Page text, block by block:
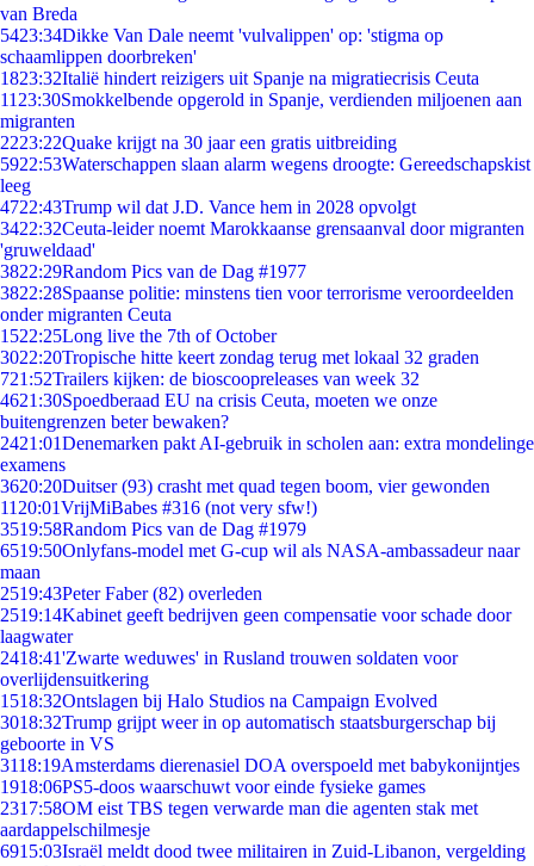
van Breda
5423:34Dikke Van Dale neemt 'vulvalippen' op: 'stigma op
schaamlippen doorbreken'
1823:32Italië hindert reizigers uit Spanje na migratiecrisis Ceuta
11 23:30Smokkelbende opgerold in Spanje, verdienden miljoenen aan
migranten
2223:22Quake krijgt na 30 jaar een gratis uitbreiding
5922:53Waterschappen slaan alarm wegens droogte: Gereedschapskist
leeg
4722:43Trump wil dat J.D. Vance hem in 2028 opvolgt
3422:32Ceuta-leider noemt Marokkaanse grensaanval door migranten
'gruweldaad'
3822:29Random Pics van de Dag #1977
3822:28Spaanse politie: minstens tien voor terrorisme veroordeelden
onder migranten Ceuta
1522:25Long live the 7th of October
3022:20Tropische hitte keert zondag terug met lokaal 32 graden
721:52Trailers kijken: de bioscoopreleases van week 32
4621:30Spoedberaad EU na crisis Ceuta, moeten we onze
buitengrenzen beter bewaken?
2421:01Denemarken pakt AI-gebruik in scholen aan: extra mondelinge
examens
3620:20Duitser (93) crasht met quad tegen boom, vier gewonden
11 20:01VrijMiBabes #316 (not very sfw!)
3519:58Random Pics van de Dag #1979
6519:50Onlyfans-model met G-cup wil als NASA-ambassadeur naar
maan
2519:43Peter Faber (82) overleden
2519:14Kabinet geeft bedrijven geen compensatie voor schade door
laagwater
2418:41'Zwarte weduwes' in Rusland trouwen soldaten voor
overlijdensuitkering
1518:32Ontslagen bij Halo Studios na Campaign Evolved
3018:32Trump grijpt weer in op automatisch staatsburgerschap bij
geboorte in VS
3118:19Amsterdams dierenasiel DOA overspoeld met babykonijntjes
1918:06PS5-doos waarschuwt voor einde fysieke games
2317:58OM eist TBS tegen verwarde man die agenten stak met
aardappelschilmesje
6915:03Israël meldt dood twee militairen in Zuid-Libanon, vergelding